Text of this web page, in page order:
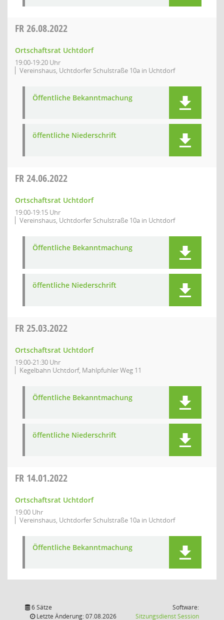
FR26.08.2022
Ortschaftsrat Uchtdorf
19:00-19:20 Uhr
Vereinshaus, Uchtdorfer Schulstraße 10a in Uchtdorf
Öffentliche Bekanntmachung
öffentliche Niederschrift
FR24.06.2022
Ortschaftsrat Uchtdorf
19:00-19:15 Uhr
Vereinshaus, Uchtdorfer Schulstraße 10a in Uchtdorf
Öffentliche Bekanntmachung
öffentliche Niederschrift
FR25.03.2022
Ortschaftsrat Uchtdorf
19:00-21:30 Uhr
Kegelbahn Uchtdorf, Mahlpfuhler Weg 11
Öffentliche Bekanntmachung
öffentliche Niederschrift
FR 14.01.2022
Ortschaftsrat Uchtdorf
19:00 Uhr
Vereinshaus, Uchtdorfer Schulstraße 10a in Uchtdorf
Öffentliche Bekanntmachung
6 Sätze
Letzte Änderung: 07.08.2026
Software:
SitzungsdienstSession(Wird in